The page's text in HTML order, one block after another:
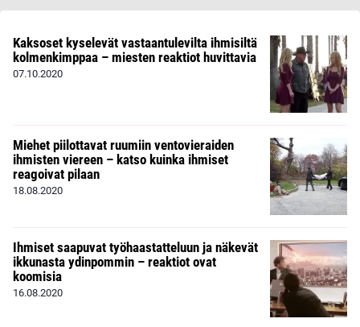
Kaksoset kyselevät vastaantulevilta ihmisiltä
kolmenkimppaa – miesten reaktiot huvittavia
07.10.2020
Miehet piilottavat ruumiin ventovieraiden
ihmisten viereen – katso kuinka ihmiset
reagoivat pilaan
18.08.2020
Ihmiset saapuvat työhaastatteluun ja näkevät
ikkunasta ydinpommin – reaktiot ovat
koomisia
16.08.2020